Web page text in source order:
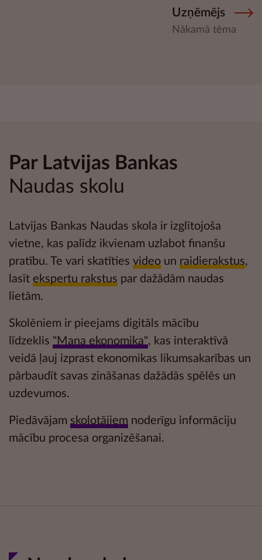
Uzņēmējs
Nākamā tēma
Par Latvijas Bankas
Naudas skolu
Latvijas Bankas Naudas skola ir izglītojoša
vietne, kas palīdz ikvienam uzlabot finanšu
pratību. Te vari skatīties video un raidierakstus,
lasīt ekspertu rakstus par dažādām naudas
lietām.
Skolēniem ir pieejams digitāls mācību
līdzeklis "Mana ekonomika", kas interaktīvā
veidā ļauj izprast ekonomikas likumsakarības un
pārbaudīt savas zināšanas dažādās spēlēs un
uzdevumos.
Piedāvājam skolotājiem noderīgu informāciju
mācību procesa organizēšanai.